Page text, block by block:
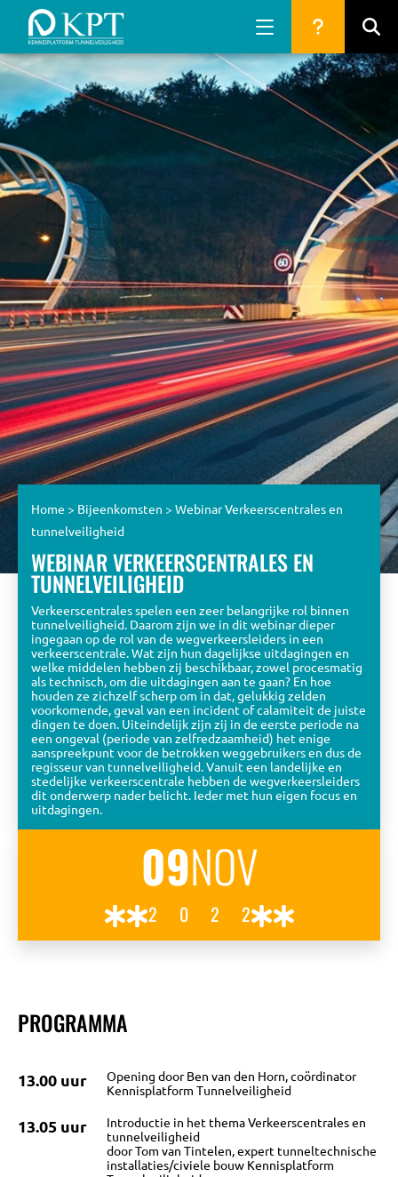
BIJEENKOMSTEN
Home > Bijeenkomsten > Webinar Verkeerscentrales en
tunnelveiligheid
WEBINAR VERKEERSCENTRALES EN
TUNNELVEILIGHEID
Verkeerscentrales spelen een zeer belangrijke rol binnen
tunnelveiligheid. Daarom zijn we in dit webinar dieper
ingegaan op de rol van de wegverkeersleiders in een
verkeerscentrale. Wat zijn hun dagelijkse uitdagingen en
welke middelen hebben zij beschikbaar, zowel procesmatig
als technisch, om die uitdagingen aan te gaan? En hoe
houden ze zichzelf scherp om in dat, gelukkig zelden
voorkomende, geval van een incident of calamiteit de juiste
dingen te doen. Uiteindelijk zijn zij in de eerste periode na
een ongeval (periode van zelfredzaamheid) het enige
aanspreekpunt voor de betrokken weggebruikers en dus de
regisseur van tunnelveiligheid. Vanuit een landelijke en
stedelijke verkeerscentrale hebben de wegverkeersleiders
dit onderwerp nader belicht. Ieder met hun eigen focus en
uitdagingen.
09NOV
2022
PROGRAMMA
13.00 uur
Opening door Ben van den Horn, coördinator
Kennisplatform Tunnelveiligheid
13.05 uur
Introductie in het thema Verkeerscentrales en
tunnelveiligheid
door Tom van Tintelen, expert tunneltechnische
installaties/civiele bouw Kennisplatform